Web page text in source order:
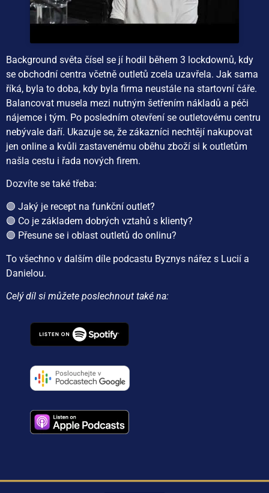
Background světa čísel se jí hodil během 3 lockdownů, kdy
se obchodní centra včetně outletů zcela uzavřela. Jak sama
říká, byla to doba, kdy byla firma neustále na startovní čáře.
Balancovat musela mezi nutným šetřením nákladů a péči
nájemce i tým. Po posledním otevření se outletovému centru
nebývale daří. Ukazuje se, že zákazníci nechtějí nakupovat
jen online a kvůli zastavenému oběhu zboží si k outletům
našla cestu i řada nových firem.
Dozvíte se také třeba:
🟣 Jaký je recept na funkční outlet?
🟣 Co je základem dobrých vztahů s klienty?
🟣 Přesune se i oblast outletů do onlinu?
To všechno v dalším díle podcastu Byznys nářez s Lucií a
Danielou.
Celý díl si můžete poslechnout také na: